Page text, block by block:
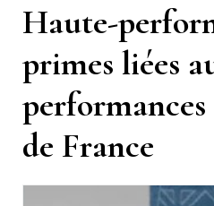
Haute-
primes liées
performances
de France